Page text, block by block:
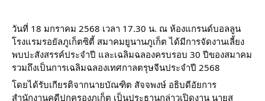
วันที่ 18 มกราคม 2568 เวลา 17.30 น. ณ ห้องแกรนด์บอลลูน
โรงแรมรอยัลภูเก็ตซิตี้ สมาคมยูนานภูเก็ต ได้มีการจัดงานเลี้ยง
พบปะสังสรรค์ประจำปี และเฉลิมฉลองครบรอบ 30 ปีของสมาคม
รวมถึงเป็นการเฉลิมฉลองเทศกาลตรุษจีนประจำปี 2568
โดยได้รับเกียรติจากนายบัณฑิต สัจจพงษ์ อธิบดีอัยการ
สำนักงานคดีปกครองภูเก็ต เป็นประธานกล่าวเปิดงาน นายสุ